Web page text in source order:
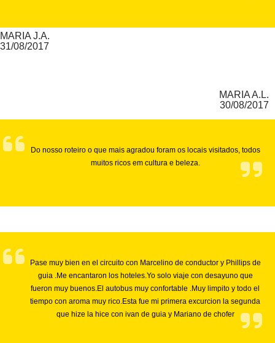
MARIA J.A.
31/08/2017
MARIA A.L.
30/08/2017
Do nosso roteiro o que mais agradou foram os locais visitados, todos
muitos ricos em cultura e beleza.
Pase muy bien en el circuito con Marcelino de conductor y Phillips de
guia .Me encantaron los hoteles.Yo solo viaje con desayuno que
fueron muy buenos.El autobus muy confortable .Muy limpito y todo el
tiempo con aroma muy rico.Esta fue mi primera excurcion la segunda
que hize la hice con ivan de guia y Mariano de chofer